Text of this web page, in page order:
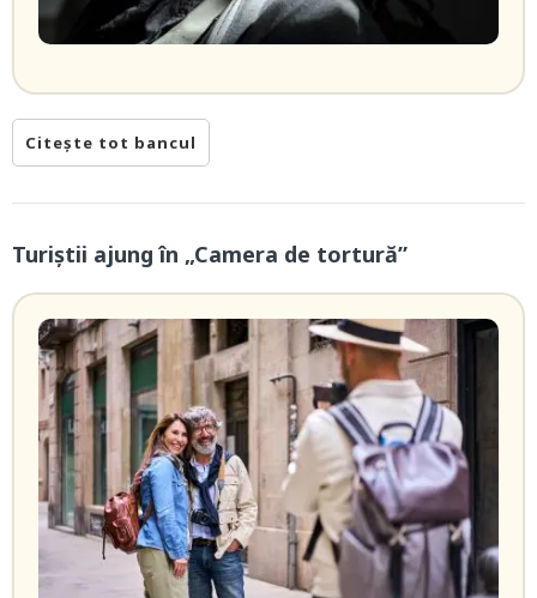
Citește tot bancul
Turiștii ajung în „Camera de tortură”